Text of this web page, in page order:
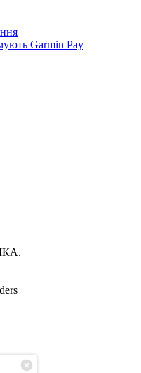
Garmin Pay